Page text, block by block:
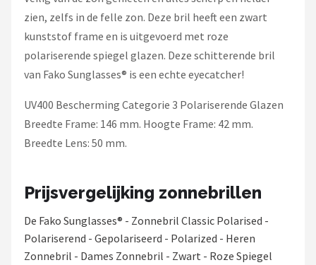
zien, zelfs in de felle zon. Deze bril heeft een zwart
kunststof frame en is uitgevoerd met roze
polariserende spiegel glazen. Deze schitterende bril
van Fako Sunglasses® is een echte eyecatcher!
UV400 Bescherming Categorie 3 Polariserende Glazen
Breedte Frame: 146 mm. Hoogte Frame: 42 mm.
Breedte Lens: 50 mm.
Prijsvergelijking zonnebrillen
De Fako Sunglasses® - Zonnebril Classic Polarised -
Polariserend - Gepolariseerd - Polarized - Heren
Zonnebril - Dames Zonnebril - Zwart - Roze Spiegel